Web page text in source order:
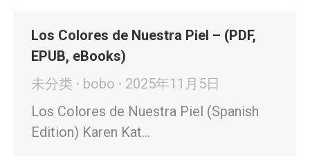
Los Colores de Nuestra Piel – (PDF,
EPUB, eBooks)
未分类
bobo
2025年11月5日
Los Colores de Nuestra Piel (Spanish
Edition) Karen Kat…